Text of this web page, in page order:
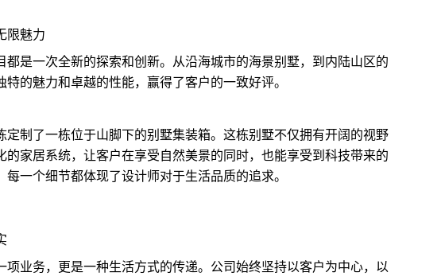
限魅力
是一次全新的探索和创新。从沿海城市的海景别墅，到内陆山区的
的魅力和卓越的性能，赢得了客户的一致好评。
定制了一栋位于山脚下的别墅集装箱。这栋别墅不仅拥有开阔的视野
家居系统，让客户在享受自然美景的同时，也能享受到科技带来的
一个细节都体现了设计师对于生活品质的追求。
业务，更是一种生活方式的传递。公司始终坚持以客户为中心，以